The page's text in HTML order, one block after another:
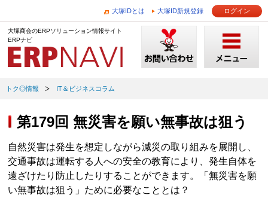
大塚IDとは 大塚ID新規登録 ログイン
大塚商会のERPソリューション情報サイト
ERPナビ
トク◎情報 IT＆ビジネスコラム
第179回 無災害を願い無事故は狙う
自然災害は発生を想定しながら減災の取り組みを展開し、
交通事故は運転する人への安全の教育により、発生自体を
遠ざけたり防止したりすることができます。「無災害を願
い無事故は狙う」ために必要なこととは？